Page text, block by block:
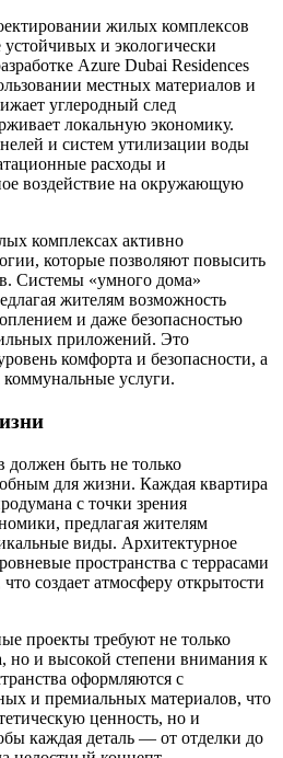
жилых комплексов
устойчивых и экологически
Azure Dubai Residences
местных материалов и
углеродный след
локальную экономику.
и систем утилизации воды
расходы и
воздействие на окружающую
комплексах активно
которые позволяют повысить
Системы «умного дома»
жителям возможность
и даже безопасностью
приложений. Это
комфорта и безопасности, а
услуги.
быть не только
для жизни. Каждая квартира
с точки зрения
предлагая жителям
виды. Архитектурное
пространства с террасами
создает атмосферу открытости
проекты требуют не только
но и высокой степени внимания к
оформляются с
и премиальных материалов, что
ценность, но и
каждая деталь — от отделки до